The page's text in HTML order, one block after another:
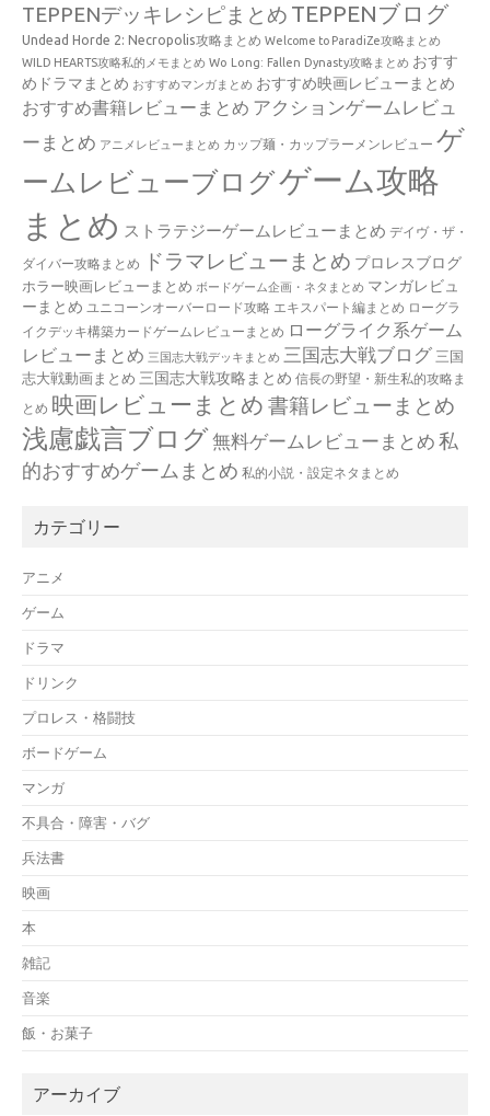
TEPPENデッキレシピまとめ TEPPENブログ
Undead Horde 2: Necropolis攻略まとめ Welcome to ParadiZe攻略まとめ
WILD HEARTS攻略私的メモまとめ Wo Long: Fallen Dynasty攻略まとめ おすす
めドラマまとめ おすすめマンガまとめ おすすめ映画レビューまとめ
おすすめ書籍レビューまとめ アクションゲームレビュ
ーまとめ アニメレビューまとめ カップ麺・カップラーメンレビュー ゲ
ームレビューブログゲーム攻略
まとめ ストラテジーゲームレビューまとめ デイヴ・ザ・
ダイバー攻略まとめ ドラマレビューまとめ プロレスブログ
ホラー映画レビューまとめ ボードゲーム企画・ネタまとめ マンガレビュ
ーまとめ ユニコーンオーバーロード攻略 エキスパート編まとめ ローグラ
イクデッキ構築カードゲームレビューまとめ ローグライク系ゲーム
レビューまとめ 三国志大戦デッキまとめ 三国志大戦ブログ 三国
志大戦動画まとめ 三国志大戦攻略まとめ 信長の野望・新生私的攻略ま
とめ 映画レビューまとめ 書籍レビューまとめ
浅慮戯言ブログ無料ゲームレビューまとめ 私
的おすすめゲームまとめ 私的小説・設定ネタまとめ
カテゴリー
アニメ
ゲーム
ドラマ
ドリンク
プロレス・格闘技
ボードゲーム
マンガ
不具合・障害・バグ
兵法書
映画
本
雑記
音楽
飯・お菓子
アーカイブ